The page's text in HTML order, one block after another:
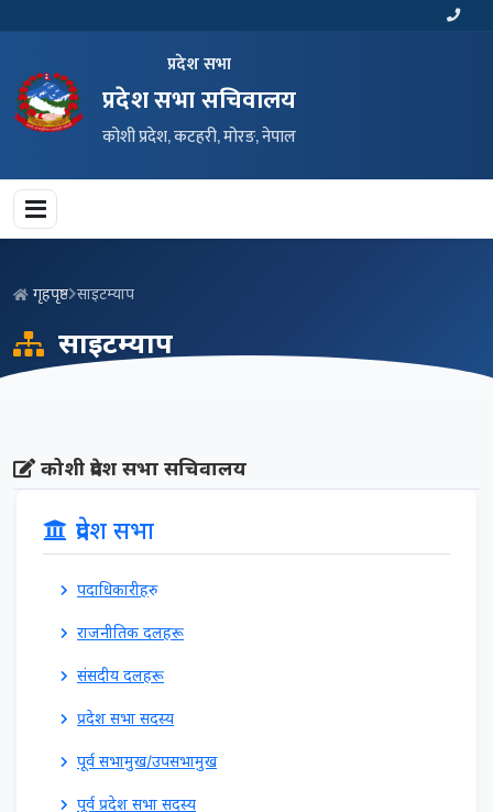
प्रदेश सभा
प्रदेश सभा सचिवालय
कोशी प्रदेश, कटहरी, मोरङ, नेपाल
गृहपृष्ठ साइटम्याप
साइटम्याप
कोशी प्रदेश सभा सचिवालय
प्रदेश सभा
पदाधिकारीहरु
राजनीतिक दलहरू
संसदीय दलहरू
प्रदेश सभा सदस्य
पूर्व सभामुख/उपसभामुख
पूर्व प्रदेश सभा सदस्य